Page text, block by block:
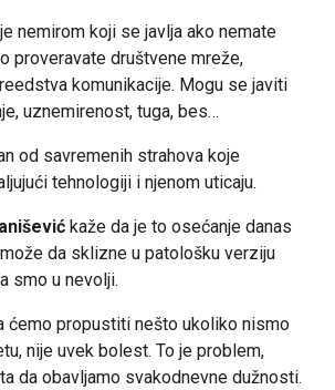
nemirom koji se javlja ako nemate
proveravate društvene mreže,
komunikacije. Mogu se javiti
uznemirenost, tuga, bes…
od savremenih strahova koje
tehnologiji i njenom uticaju.
kaže da je to osećanje danas
da sklizne u patološku verziju
smo u nevolji.
ćemo propustiti nešto ukoliko nismo
nije uvek bolest. To je problem,
da obavljamo svakodnevne dužnosti.